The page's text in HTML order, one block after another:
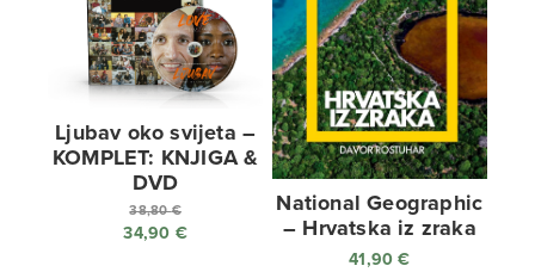
Ljubav oko svijeta –
KOMPLET: KNJIGA &
DVD
38,80€
Izvorna
34,90 €
National Geographic
– Hrvatska iz zraka
41,90€